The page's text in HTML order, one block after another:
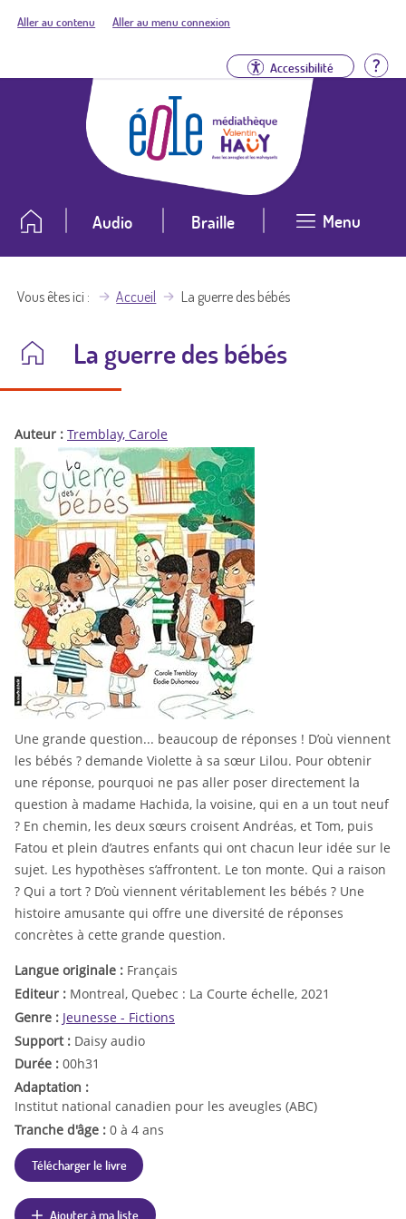
Aller au contenu Aller au menu connexion
Accessibilité
Audio Braille Menu
Vous êtes ici Accueil La guerre des bébés
La guerre des bébés
Auteur : Tremblay, Carole
Une grande question... beaucoup de réponses ! D’où viennent
les bébés ? demande Violette à sa sœur Lilou. Pour obtenir
une réponse, pourquoi ne pas aller poser directement la
question à madame Hachida, la voisine, qui en a un tout neuf
? En chemin, les deux sœurs croisent Andréas, et Tom, puis
Fatou et plein d’autres enfants qui ont chacun leur idée sur le
sujet. Les hypothèses s’affrontent. Le ton monte. Qui a raison
? Qui a tort ? D’où viennent véritablement les bébés ? Une
histoire amusante qui offre une diversité de réponses
concrètes à cette grande question.
Langue originale : Français
Editeur : Montreal, Quebec : La Courte échelle, 2021
Genre : Jeunesse - Fictions
Support : Daisy audio
Durée : 00h31
Adaptation :
Institut national canadien pour les aveugles (ABC)
Tranche d'âge : 0 à 4 ans
Télécharger le livre
Ajouter à ma liste